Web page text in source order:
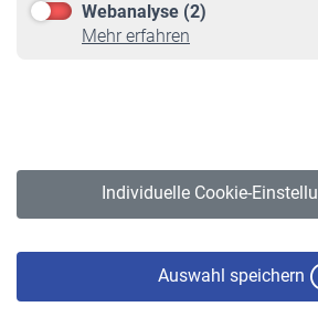
Webanalyse (2)
Mehr erfahren
Individuelle Cookie-
Auswahl speichern
Online-Rechner
VBLnewsletter
Erklärung zur Barrierefreiheit